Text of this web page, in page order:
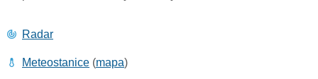
Radar
Meteostanice (mapa)